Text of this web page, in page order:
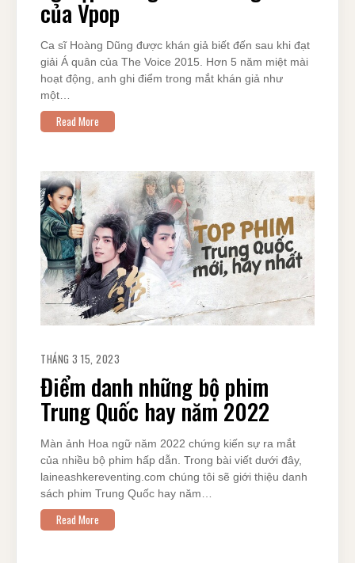
của Vpop
Ca sĩ Hoàng Dũng được khán giả biết đến sau khi đạt
giải Á quân của The Voice 2015. Hơn 5 năm miệt mài
hoạt động, anh ghi điểm trong mắt khán giả như
một…
Read More
THÁNG 3 15, 2023
Điểm danh những bộ phim
Trung Quốc hay năm 2022
Màn ảnh Hoa ngữ năm 2022 chứng kiến sự ra mắt
của nhiều bộ phim hấp dẫn. Trong bài viết dưới đây,
laineashkereventing.com chúng tôi sẽ giới thiệu danh
sách phim Trung Quốc hay năm…
Read More